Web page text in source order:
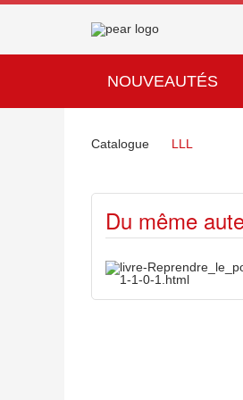
NOUVEAUTÉS
Catalogue LLL
Du même